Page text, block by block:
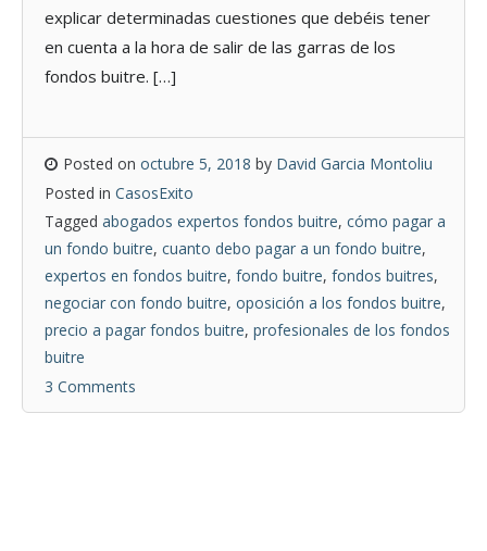
explicar determinadas cuestiones que debéis tener
en cuenta a la hora de salir de las garras de los
fondos buitre. […]
Posted on octubre 5, 2018 by David Garcia Montoliu
Posted in CasosExito
Tagged abogados expertos fondos buitre, cómo pagar a
un fondo buitre, cuanto debo pagar a un fondo buitre,
expertos en fondos buitre, fondo buitre, fondos buitres,
negociar con fondo buitre, oposición a los fondos buitre,
precio a pagar fondos buitre, profesionales de los fondos
buitre
3 Comments